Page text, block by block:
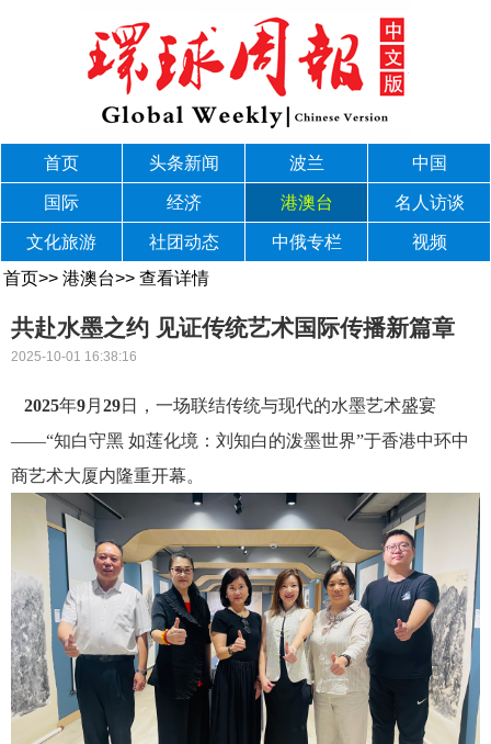
首页 头条新闻 波兰 中国
国际 经济 港澳台 名人访谈
文化旅游 社团动态 中俄专栏
视频
首页>> 港澳台>> 查看详情
共赴水墨之约 见证传统艺术国际传播新篇章
2025-10-01 16:38:16
2025年9月29日，一场联结传统与现代的水墨艺术盛宴
——“知白守黑 如莲化境：刘知白的泼墨世界”于香港中环中
商艺术大厦内隆重开幕。